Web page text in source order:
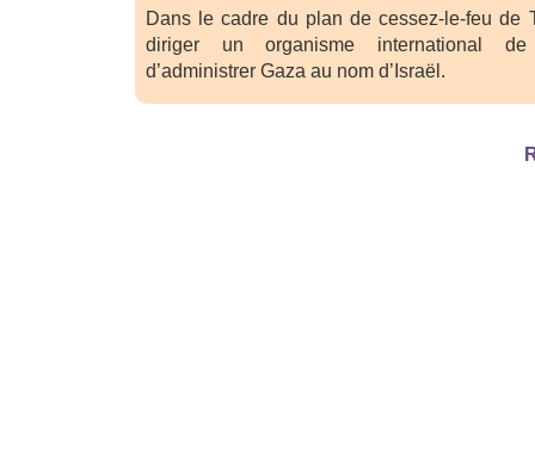
Dans le cadre du plan de cessez-le-feu de
diriger un organisme international de
d’administrer Gaza au nom d’Israël.